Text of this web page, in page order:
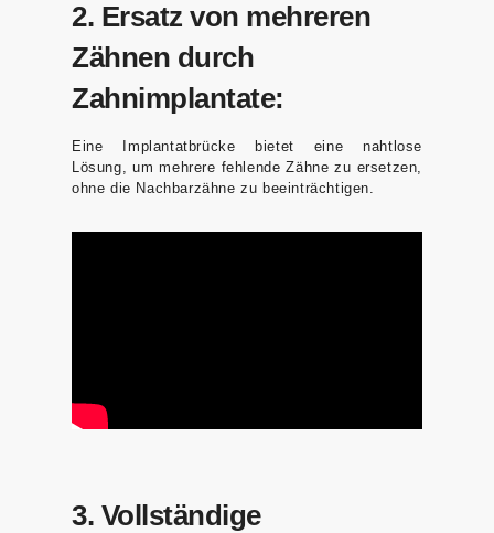
2. Ersatz von mehreren
Zähnen durch
Zahnimplantate:
Eine Implantatbrücke bietet eine nahtlose
Lösung, um mehrere fehlende Zähne zu ersetzen,
ohne die Nachbarzähne zu beeinträchtigen.
3. Vollständige